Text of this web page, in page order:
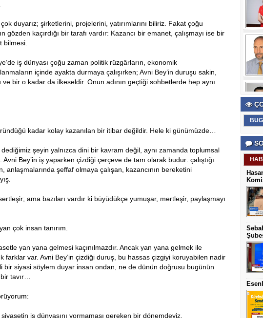
çok duyarız; şirketlerini, projelerini, yatırımlarını biliriz. Fakat çoğu
gözden kaçırdığı bir tarafı vardır: Kazancı bir emanet, çalışmayı ise bir
bilmesi.
iş dünyası çoğu zaman politik rüzgârların, ekonomik
içinde ayakta durmaya çalışırken; Avni Bey’in duruşu sakin,
ve bir o kadar da ilkeseldir. Onun adının geçtiği sohbetlerde hep aynı
kadar kolay kazanılan bir itibar değildir. Hele ki günümüzde…
şeyin yalnızca dini bir kavram değil, aynı zamanda toplumsal
Avni Bey’in iş yaparken çizdiği çerçeve de tam olarak budur: çalıştığı
anlaşmalarında şeffaf olmaya çalışan, kazancının bereketini
ama bazıları vardır ki büyüdükçe yumuşar, mertleşir, paylaşmayı
çok insan tanırım.
yan yana gelmesi kaçınılmazdır. Ancak yan yana gelmek ile
farklar var. Avni Bey’in çizdiği duruş, bu hassas çizgiyi koruyabilen nadir
bir siyasi söylem duyar insan ondan, ne de dünün doğrusu bugünün
tavır…
iş dünyasını yormaması gereken bir dönemdeyiz.